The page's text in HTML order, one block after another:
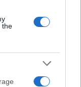
the
Ομάδα